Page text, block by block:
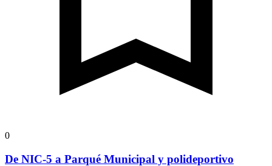
0
De NIC-5 a Parqué Municipal y polideportivo